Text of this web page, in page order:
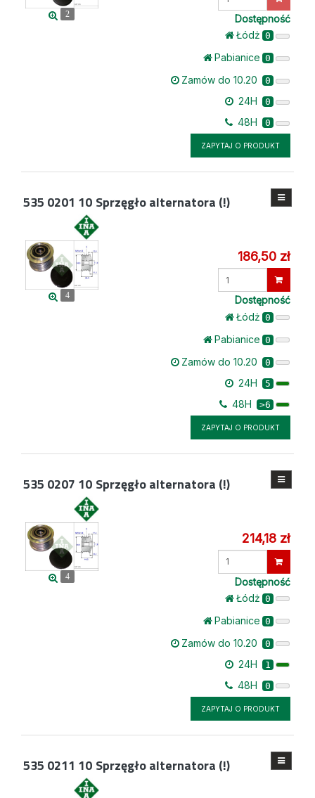
2
Dostępność
Łódż 0
Pabianice 0
Zamów do 10.20 0
24H 0
48H 0
ZAPYTAJ O PRODUKT
535 0201 10 Sprzęgło alternatora (!)
4
186,50 zł
Wprowadź
ilość
Dostępność
Łódż 0
Pabianice 0
Zamów do 10.20 0
24H 5
48H >6
ZAPYTAJ O PRODUKT
535 0207 10 Sprzęgło alternatora (!)
4
214,18 zł
Wprowadź
Dostępność
Łódż 0
Pabianice 0
Zamów do 10.20 0
24H 1
48H 0
ZAPYTAJ O PRODUKT
535 0211 10 Sprzęgło alternatora (!)